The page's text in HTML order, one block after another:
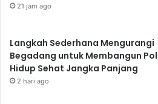
21 jam ago
Langkah Sederhana Mengurangi
Begadang untuk Membangun
Hidup Sehat Jangka Panjang
2 hari ago